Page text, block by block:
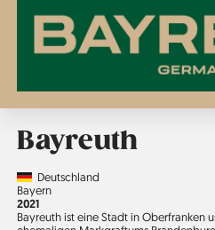
Bayreuth
CountryDeutschland
Region
Bayern
Jahr
2021
Bayreuth ist eine Stadt in Oberfranken